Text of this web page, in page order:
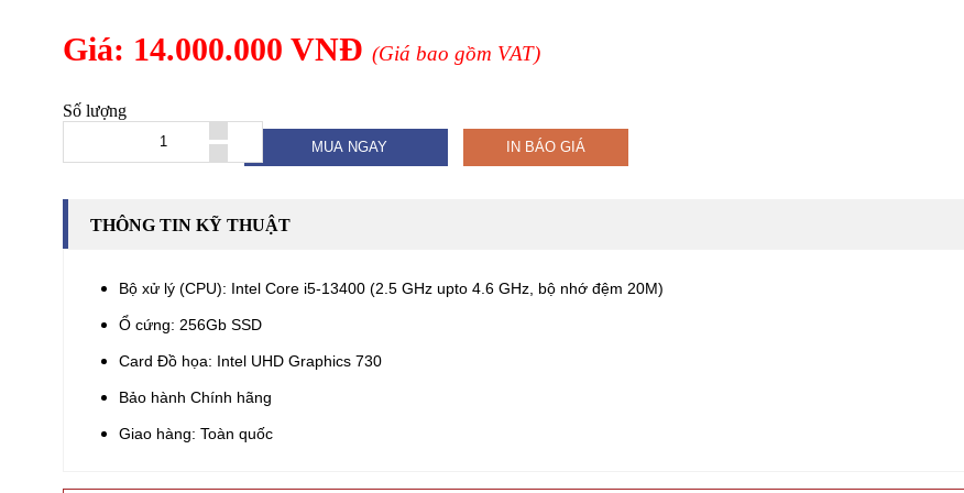
Giá: 14.000.000 VNĐ (Giá bao gồm VAT)
Số lượng
MUA NGAY IN BÁO GIÁ
THÔNG TIN KỸ THUẬT
Bộ xử lý (CPU): Intel Core i5-13400 (2.5 GHz upto 4.6 GHz, bộ nhớ đệm 20M)
Ổ cứng: 256Gb SSD
Card Đồ họa: Intel UHD Graphics 730
Bảo hành Chính hãng
Giao hàng: Toàn quốc